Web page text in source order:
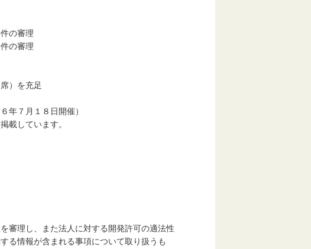
の審理
の審理
）を充足
７月１８日開催）
載しています。
理し、また法人に対する開発許可の適法性
情報が含まれる事項について取り扱うも